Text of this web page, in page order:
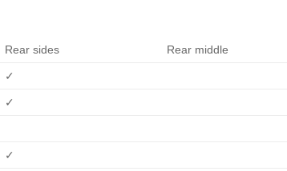
Rear sides Rear middle
✓
✓
✓